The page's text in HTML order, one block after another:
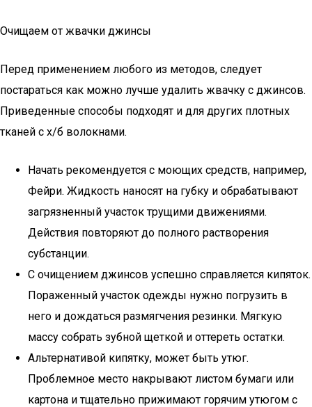
Очищаем от жвачки джинсы
Перед применением любого из методов, следует
постараться как можно лучше удалить жвачку с джинсов.
Приведенные способы подходят и для других плотных
тканей с х/б волокнами.
Начать рекомендуется с моющих средств, например,
Фейри. Жидкость наносят на губку и обрабатывают
загрязненный участок трущими движениями.
Действия повторяют до полного растворения
субстанции.
С очищением джинсов успешно справляется кипяток.
Пораженный участок одежды нужно погрузить в
него и дождаться размягчения резинки. Мягкую
массу собрать зубной щеткой и оттереть остатки.
Альтернативой кипятку, может быть утюг.
Проблемное место накрывают листом бумаги или
картона и тщательно прижимают горячим утюгом с